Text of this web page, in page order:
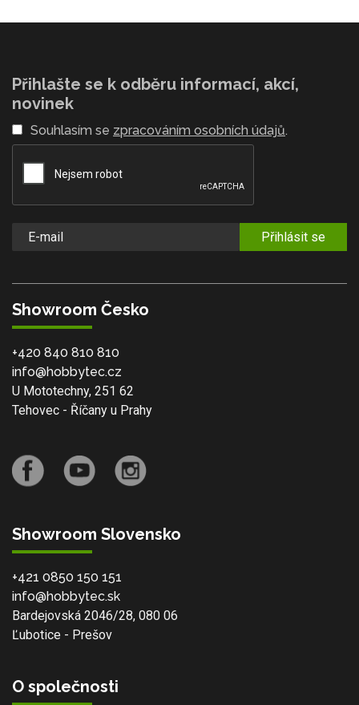
Přihlašte se k odběru informací, akcí,
novinek
Souhlasím se zpracováním osobních údajů.
Přihlásit se
Showroom Česko
+420 840 810 810
info@hobbytec.cz
U Mototechny, 251 62
Tehovec - Říčany u Prahy
Showroom Slovensko
+421 0850 150 151
info@hobbytec.sk
Bardejovská 2046/28, 080 06
Ľubotice - Prešov
O společnosti